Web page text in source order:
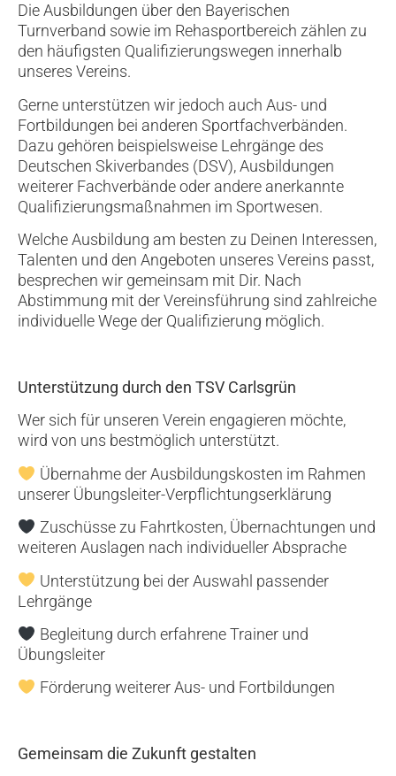
Die Ausbildungen über den Bayerischen
Turnverband sowie im Rehasportbereich zählen zu
den häufigsten Qualifizierungswegen innerhalb
unseres Vereins.
Gerne unterstützen wir jedoch auch Aus- und
Fortbildungen bei anderen Sportfachverbänden.
Dazu gehören beispielsweise Lehrgänge des
Deutschen Skiverbandes (DSV), Ausbildungen
weiterer Fachverbände oder andere anerkannte
Qualifizierungsmaßnahmen im Sportwesen.
Welche Ausbildung am besten zu Deinen Interessen,
Talenten und den Angeboten unseres Vereins passt,
besprechen wir gemeinsam mit Dir. Nach
Abstimmung mit der Vereinsführung sind zahlreiche
individuelle Wege der Qualifizierung möglich.
Unterstützung durch den TSV Carlsgrün
Wer sich für unseren Verein engagieren möchte,
wird von uns bestmöglich unterstützt.
Übernahme der Ausbildungskosten im Rahmen
unserer Übungsleiter-Verpflichtungserklärung
Zuschüsse zu Fahrtkosten, Übernachtungen und
weiteren Auslagen nach individueller Absprache
Unterstützung bei der Auswahl passender
Lehrgänge
Begleitung durch erfahrene Trainer und
Übungsleiter
Förderung weiterer Aus- und Fortbildungen
Gemeinsam die Zukunft gestalten